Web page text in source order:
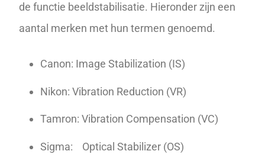
de functie beeldstabilisatie. Hieronder zijn een
aantal merken met hun termen genoemd.
Canon: Image Stabilization (IS)
Nikon: Vibration Reduction (VR)
Tamron: Vibration Compensation (VC)
Sigma: Optical Stabilizer (OS)